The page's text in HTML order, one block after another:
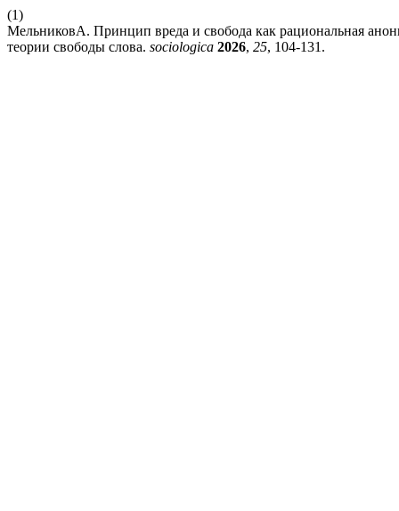
(1)
МельниковА. Принцип вреда и свобода как рациональная
теории свободы слова. sociologica 2026, 25, 104-131.